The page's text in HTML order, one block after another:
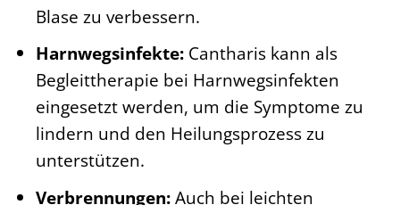
Blase zu verbessern.
Harnwegsinfekte:Cantharis kann als
Begleittherapie bei Harnwegsinfekten
eingesetzt werden, um die Symptome zu
lindern und den Heilungsprozess zu
unterstützen.
Verbrennungen:Auch bei leichten